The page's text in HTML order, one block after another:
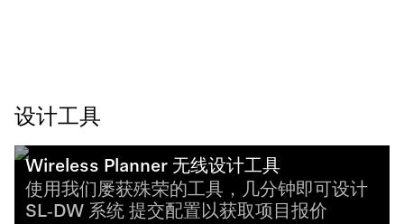
设计工具
Wireless Planner 无线设计工具
使用我们屡获殊荣的工具，几分钟即可设计
SL‑DW 系统 提交配置以获取项目报价